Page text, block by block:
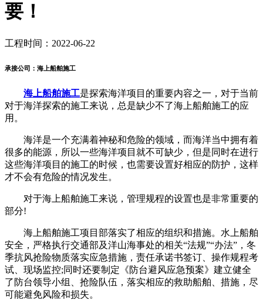
要！
工程时间：2022-06-22
承接公司：海上船舶施工
海上船舶施工是探索海洋项目的重要内容之一，对于当前
对于海洋探索的施工来说，总是缺少不了海上船舶施工的应
用。
海洋是一个充满着神秘和危险的领域，而海洋当中拥有着
很多的能源，所以一些海洋项目就不可缺少，但是同时在进行
这些海洋项目的施工的时候，也需要设置好相应的防护，这样
才不会有危险的情况发生。
对于海上船舶施工来说，管理规程的设置也是非常重要的
部分!
海上船舶施工项目部落实了相应的组织和措施。水上船舶
安全，严格执行交通部及洋山海事处的相关“法规”“办法”，冬
季抗风抢险物质落实应急措施，责任承诺书签订、操作规程考
试、现场监控;同时还要制定《防台避风应急预案》建立健全
了防台领导小组、抢险队伍，落实相应的救助船舶、措施，尽
可能避免风险和损失。